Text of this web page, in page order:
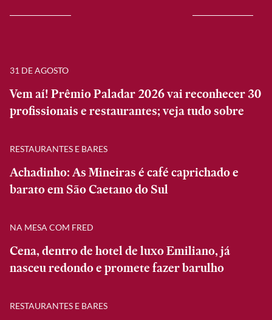
31 DE AGOSTO
Vem aí! Prêmio Paladar 2026 vai reconhecer 30
profissionais e restaurantes; veja tudo sobre
RESTAURANTES E BARES
Achadinho: As Mineiras é café caprichado e
barato em São Caetano do Sul
NA MESA COM FRED
Cena, dentro de hotel de luxo Emiliano, já
nasceu redondo e promete fazer barulho
RESTAURANTES E BARES